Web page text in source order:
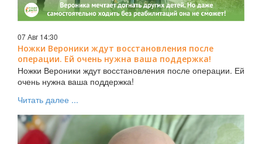
07 Авг 14:30
Ножки Вероники ждут восстановления после
операции. Ей очень нужна ваша поддержка!
Ножки Вероники ждут восстановления после операции. Ей
очень нужна ваша поддержка!
Читать далее ...